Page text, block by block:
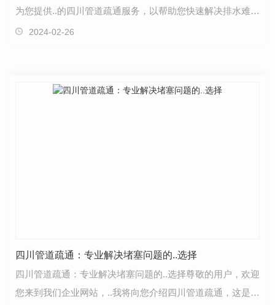
为您提供..的四川管道疏通服务，以帮助您快速解决排水难
题。我们的团队由经验丰富且技术娴熟的..组成，他们…
2024-02-26
四川管道疏通：专业解决堵塞问题的..选择
四川管道疏通：专业解决堵塞问题的..选择尊敬的用户，欢迎
您来到我们企业网站，..我将向您介绍四川管道疏通，这是您